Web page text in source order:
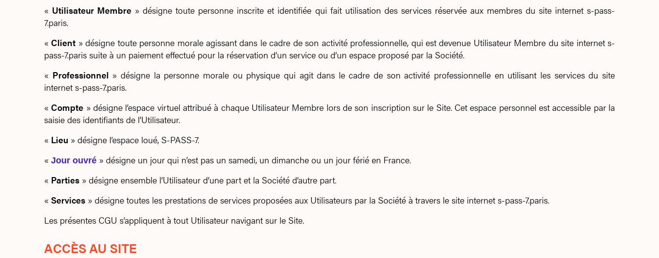
« Utilisateur Membre » désigne toute personne inscrite et identifiée qui fait utilisation des services réservée aux membres du site internet s-pass-
7.paris.
« Client » désigne toute personne morale agissant dans le cadre de son activité professionnelle, qui est devenue Utilisateur Membre du site internet s-
pass-7.paris suite à un paiement effectué pour la réservation d’un service ou d’un espace proposé par la Société.
« Professionnel » désigne la personne morale ou physique qui agit dans le cadre de son activité professionnelle en utilisant les services du site
internet s-pass-7.paris.
« Compte » désigne l’espace virtuel attribué à chaque Utilisateur Membre lors de son inscription sur le Site. Cet espace personnel est accessible par la
saisie des identifiants de l’Utilisateur.
« Lieu » désigne l’espace loué, S-PASS-7.
« Jour ouvré » désigne un jour qui n’est pas un samedi, un dimanche ou un jour férié en France.
« Parties » désigne ensemble l’Utilisateur d’une part et la Société d’autre part.
« Services » désigne toutes les prestations de services proposées aux Utilisateurs par la Société à travers le site internet s-pass-7.paris.
Les présentes CGU s’appliquent à tout Utilisateur navigant sur le Site.
ACCÈS AU SITE